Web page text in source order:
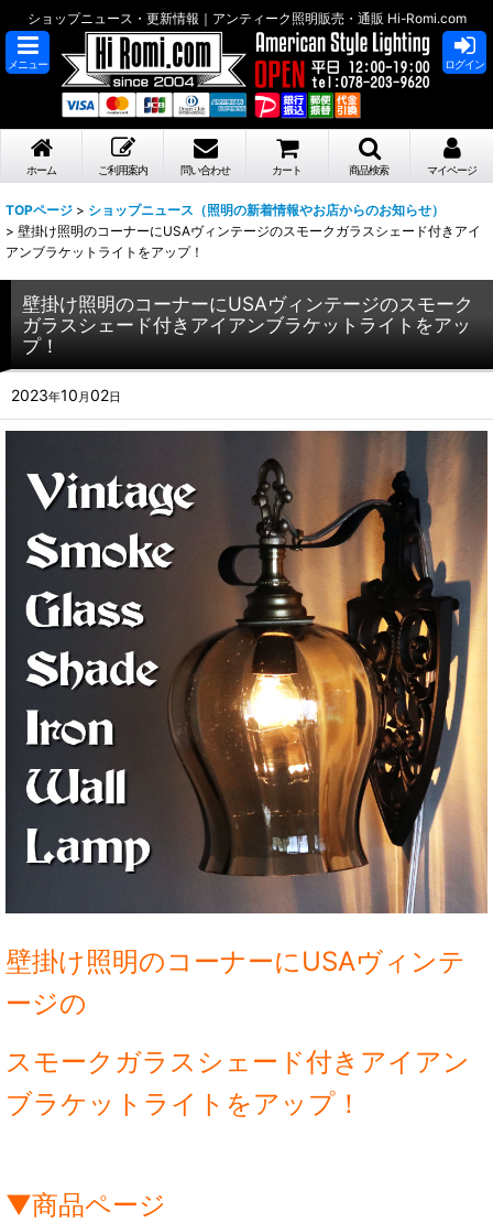
ショップニュース・更新情報｜アンティーク照明販売・通販 Hi-Romi.com
メニュー ログイン
ホーム ご利用案内 問い合わせ カート 商品検索 マイページ
TOPページ > ショップニュース（照明の新着情報やお店からのお知らせ）
> 壁掛け照明のコーナーにUSAヴィンテージのスモークガラスシェード付きアイ
アンブラケットライトをアップ！
壁掛け照明のコーナーにUSAヴィンテージのスモーク
ガラスシェード付きアイアンブラケットライトをアッ
プ！
2023年10 月02日
壁掛け照明のコーナーにUSAヴィンテ
ージの
スモークガラスシェード付きアイアン
ブラケットライトをアップ！
▼商品ページ